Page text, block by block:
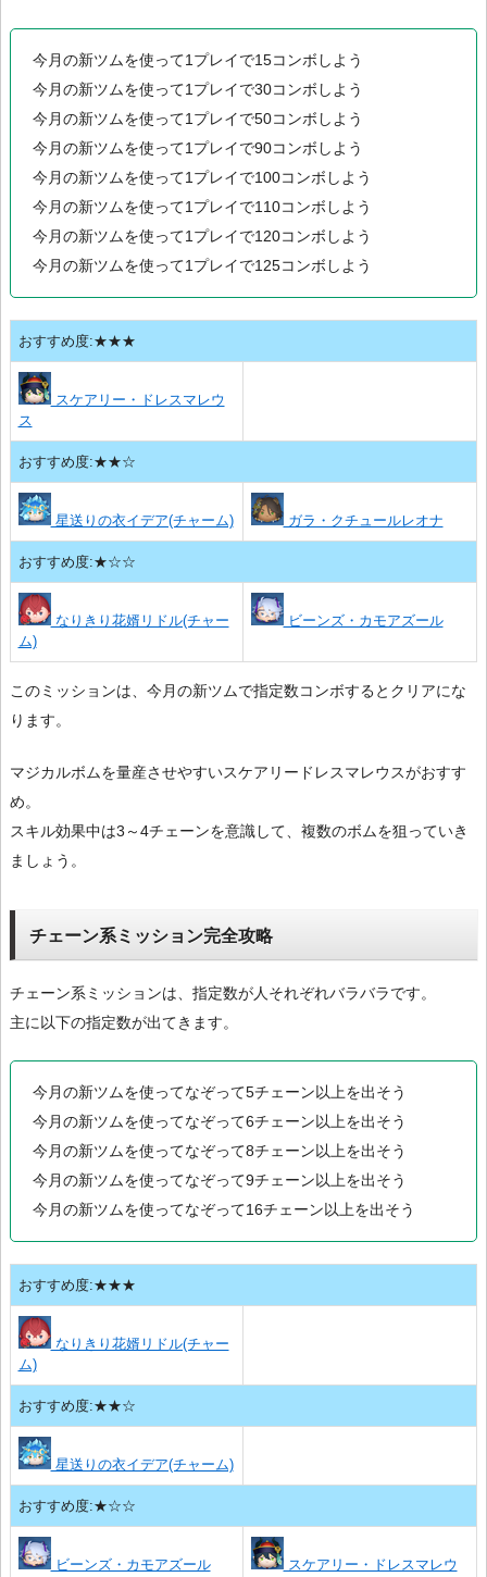
今月の新ツムを使って1プレイで15コンボしよう
今月の新ツムを使って1プレイで30コンボしよう
今月の新ツムを使って1プレイで50コンボしよう
今月の新ツムを使って1プレイで90コンボしよう
今月の新ツムを使って1プレイで100コンボしよう
今月の新ツムを使って1プレイで110コンボしよう
今月の新ツムを使って1プレイで120コンボしよう
今月の新ツムを使って1プレイで125コンボしよう
おすすめ度:★★★
スケアリー・ドレスマレウ
ス
おすすめ度:★★☆
星送りの衣イデア(チャーム) ガラ・クチュールレオナ
おすすめ度:★☆☆
なりきり花婿リドル(チャー
ム)
ビーンズ・カモアズール
このミッションは、今月の新ツムで指定数コンボするとクリアにな
ります。
マジカルボムを量産させやすいスケアリードレスマレウスがおすす
め。
スキル効果中は3～4チェーンを意識して、複数のボムを狙っていき
ましょう。
チェーン系ミッション完全攻略
チェーン系ミッションは、指定数が人それぞれバラバラです。
主に以下の指定数が出てきます。
今月の新ツムを使ってなぞって5チェーン以上を出そう
今月の新ツムを使ってなぞって6チェーン以上を出そう
今月の新ツムを使ってなぞって8チェーン以上を出そう
今月の新ツムを使ってなぞって9チェーン以上を出そう
今月の新ツムを使ってなぞって16チェーン以上を出そう
おすすめ度:★★★
なりきり花婿リドル(チャー
ム)
おすすめ度:★★☆
星送りの衣イデア(チャーム)
おすすめ度:★☆☆
ビーンズ・カモアズール
スケアリー・ドレスマレウ